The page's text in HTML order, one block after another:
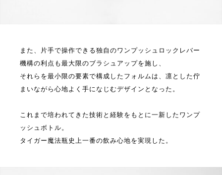
また、片手で操作できる独自のワンプッシュロックレバー
機構の利点も最大限のブラシュアップを施し、
それらを最小限の要素で構成したフォルムは、凛とした佇
まいながら心地よく手になじむデザインとなった。
これまで培われてきた技術と経験をもとに一新したワンプ
ッシュボトル。
タイガー魔法瓶史上一番の飲み心地を実現した。